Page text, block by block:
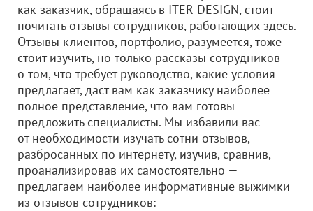
как заказчик, обращаясь в ITER DESIGN, стоит
почитать отзывы сотрудников, работающих здесь.
Отзывы клиентов, портфолио, разумеется, тоже
стоит изучить, но только рассказы сотрудников
о том, что требует руководство, какие условия
предлагает, даст вам как заказчику наиболее
полное представление, что вам готовы
предложить специалисты. Мы избавили вас
от необходимости изучать сотни отзывов,
разбросанных по интернету, изучив, сравнив,
проанализировав их самостоятельно —
предлагаем наиболее информативные выжимки
из отзывов сотрудников: